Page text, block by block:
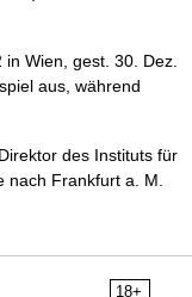
Wien, gest. 30. Dez.
aus, während
des Instituts für
Frankfurt a. M.
18+